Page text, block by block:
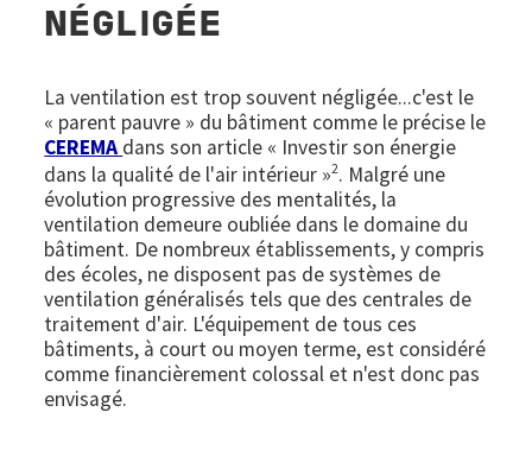
NÉGLIGÉE
La ventilation est trop souvent négligée...c'est le
« parent pauvre » du bâtiment comme le précise le
CEREMA dans son article « Investir son énergie
dans la qualité de l'air intérieur »2. Malgré une
évolution progressive des mentalités, la
ventilation demeure oubliée dans le domaine du
bâtiment. De nombreux établissements, y compris
des écoles, ne disposent pas de systèmes de
ventilation généralisés tels que des centrales de
traitement d'air. L'équipement de tous ces
bâtiments, à court ou moyen terme, est considéré
comme financièrement colossal et n'est donc pas
envisagé.